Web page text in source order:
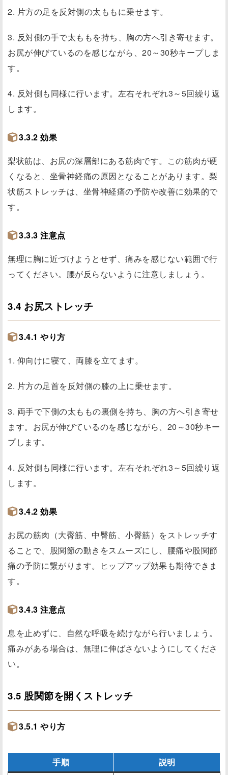
2. 片方の足を反対側の太ももに乗せます。
3. 反対側の手で太ももを持ち、胸の方へ引き寄せます。
お尻が伸びているのを感じながら、20～30秒キープしま
す。
4. 反対側も同様に行います。左右それぞれ3～5回繰り返
します。
3.3.2 効果
梨状筋は、お尻の深層部にある筋肉です。この筋肉が硬
くなると、坐骨神経痛の原因となることがあります。梨
状筋ストレッチは、坐骨神経痛の予防や改善に効果的で
す。
3.3.3 注意点
無理に胸に近づけようとせず、痛みを感じない範囲で行
ってください。腰が反らないように注意しましょう。
3.4 お尻ストレッチ
3.4.1 やり方
1. 仰向けに寝て、両膝を立てます。
2. 片方の足首を反対側の膝の上に乗せます。
3. 両手で下側の太ももの裏側を持ち、胸の方へ引き寄せ
ます。お尻が伸びているのを感じながら、20～30秒キー
プします。
4. 反対側も同様に行います。左右それぞれ3～5回繰り返
します。
3.4.2 効果
お尻の筋肉（大臀筋、中臀筋、小臀筋）をストレッチす
ることで、股関節の動きをスムーズにし、腰痛や股関節
痛の予防に繋がります。ヒップアップ効果も期待できま
す。
3.4.3 注意点
息を止めずに、自然な呼吸を続けながら行いましょう。
痛みがある場合は、無理に伸ばさないようにしてくださ
い。
3.5 股関節を開くストレッチ
3.5.1 やり方
手順 説明